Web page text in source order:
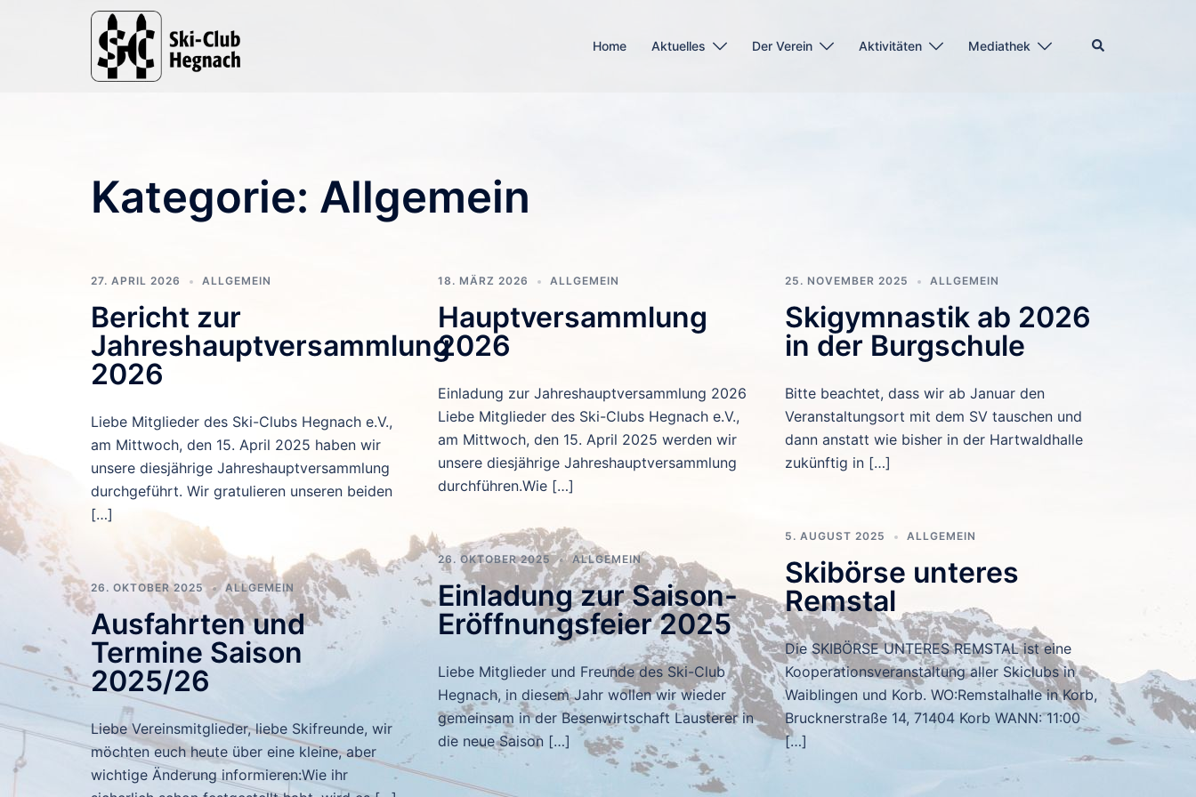
Home Aktuelles Der Verein Aktivitäten Mediathek Suche
Kategorie: Allgemein
27. APRIL 2026 ALLGEMEIN
Bericht zur
Jahreshauptversammlung
2026
Liebe Mitglieder des Ski-Clubs Hegnach e.V.,
am Mittwoch, den 15. April 2025 haben wir
unsere diesjährige Jahreshauptversammlung
durchgeführt. Wir gratulieren unseren beiden
[…]
18. MÄRZ 2026 ALLGEMEIN
Hauptversammlung
2026
Einladung zur Jahreshauptversammlung 2026
Liebe Mitglieder des Ski-Clubs Hegnach e.V.,
am Mittwoch, den 15. April 2025 werden wir
unsere diesjährige Jahreshauptversammlung
durchführen.Wie […]
25. NOVEMBER 2025 ALLGEMEIN
Skigymnastik ab 2026
in der Burgschule
Bitte beachtet, dass wir ab Januar den
Veranstaltungsort mit dem SV tauschen und
dann anstatt wie bisher in der Hartwaldhalle
zukünftig in […]
26. OKTOBER 2025 ALLGEMEIN
Ausfahrten und
Termine Saison
2025/26
Liebe Vereinsmitglieder, liebe Skifreunde, wir
möchten euch heute über eine kleine, aber
wichtige Änderung informieren:Wie ihr
26. OKTOBER 2025 ALLGEMEIN
Einladung zur Saison-
Eröffnungsfeier 2025
Liebe Mitglieder und Freunde des Ski-Club
Hegnach, in diesem Jahr wollen wir wieder
gemeinsam in der Besenwirtschaft Lausterer in
die neue Saison […]
5. AUGUST 2025 ALLGEMEIN
Skibörse unteres
Remstal
Die SKIBÖRSE UNTERES REMSTAL ist eine
Kooperationsveranstaltung aller Skiclubs in
Waiblingen und Korb. WO:Remstalhalle in Korb,
Brucknerstraße 14, 71404 Korb WANN: 11:00
[…]